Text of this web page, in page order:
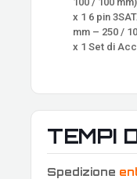
x 1 6 pin
mm – 250 /
x 1 Set di
TEMPI
Spedizione